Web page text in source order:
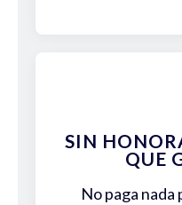
SIN
QUE
No paga nada